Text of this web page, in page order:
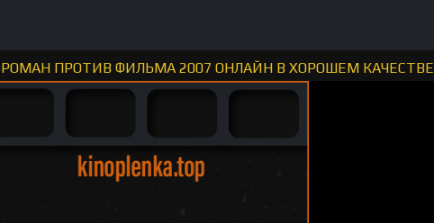
ПРОТИВ ФИЛЬМА 2007 ОНЛАЙН В ХОРОШЕМ КАЧЕСТВЕ